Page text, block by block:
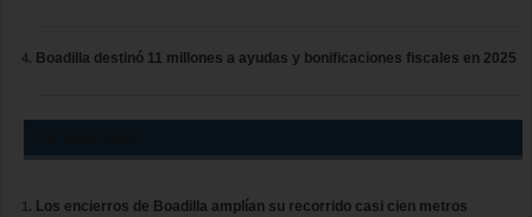
Boadilla destinó 11 millones a ayudas y bonificaciones fiscales en 2025
Los encierros de Boadilla amplían su recorrido casi cien metros